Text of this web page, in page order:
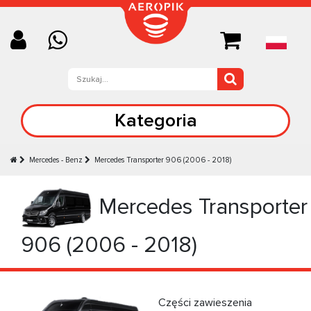
Kategoria
Mercedes - Benz Mercedes Transporter 906 (2006 - 2018)
Mercedes Transporter
906 (2006 - 2018)
Części zawieszenia